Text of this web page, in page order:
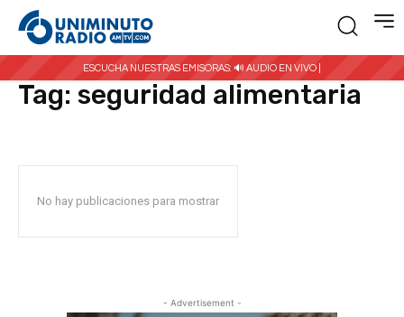
ESCUCHA NUESTRAS EMISORAS: 🔊 AUDIO EN VIVO |
Inicio Etiquetas Seguridad alimentaria
Tag: seguridad alimentaria
No hay publicaciones para mostrar
- Advertisement -